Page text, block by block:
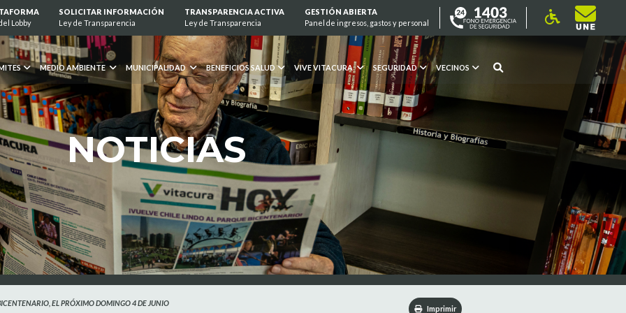
Lobby
SOLICITAR INFORMACIÓN
Ley de Transparencia
TRANSPARENCIA ACTIVA
Ley de Transparencia
GESTIÓN ABIERTA
Panel de ingresos, gastos y personal
MEDIO AMBIENTE MUNICIPALIDAD BENEFICIOS SALUD VIVE VITACURA SEGURIDAD VECINOS
NOTICIAS
EL PRÓXIMO DOMINGO 4 DE JUNIO
Imprimir